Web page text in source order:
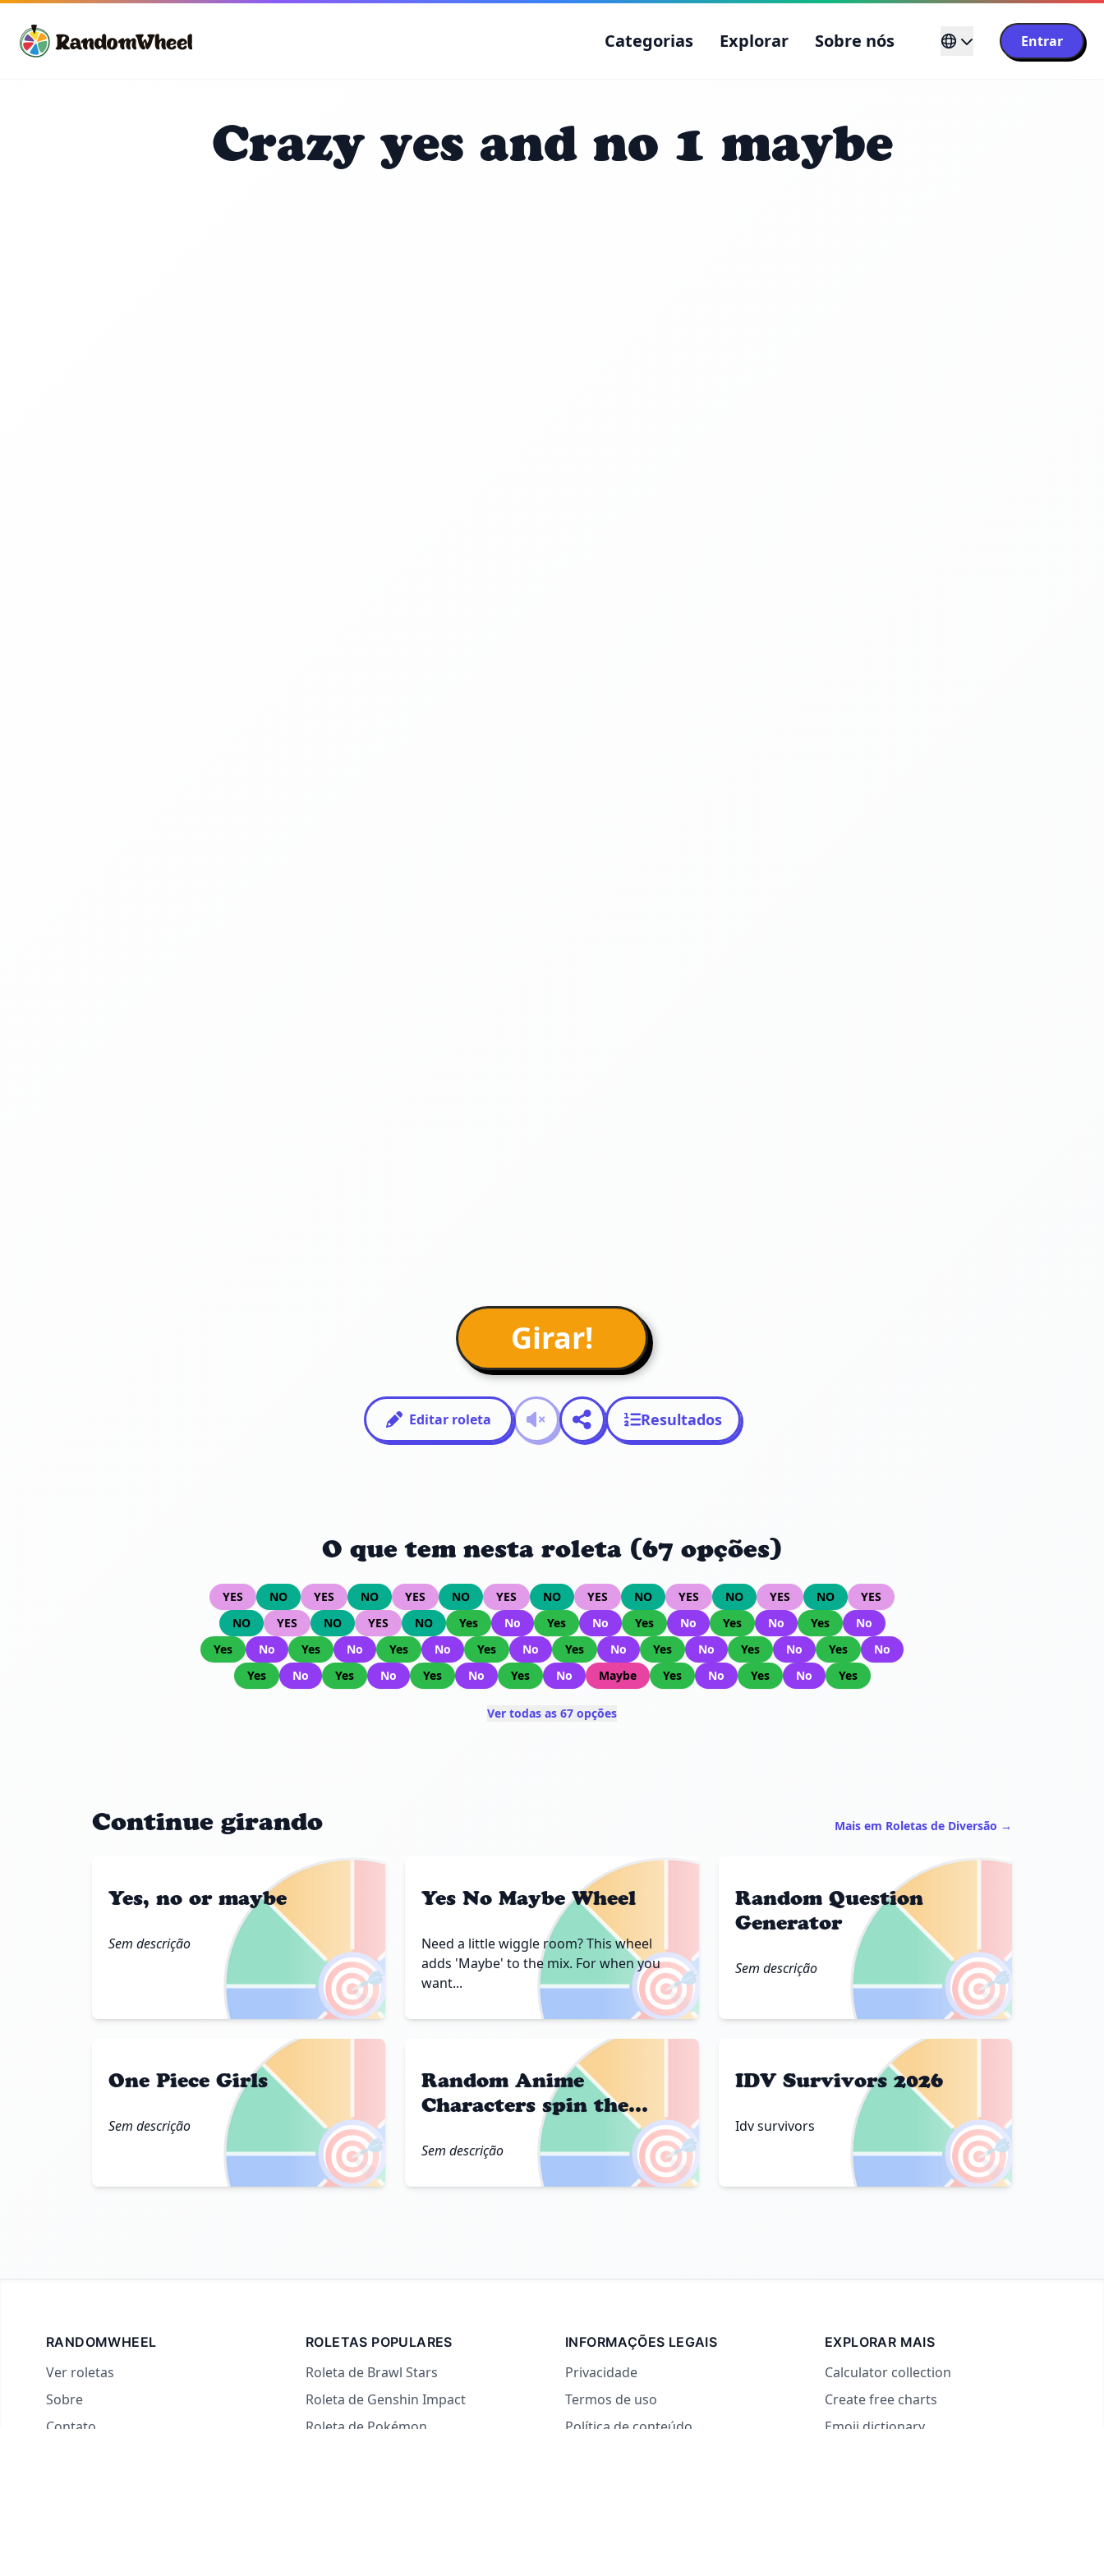
Categorias Explorar Sobre nós Entrar
Crazy yes and no 1 maybe
Girar!
Editar roleta Resultados
O que tem nesta roleta (67 opções)
YES NO YES NO YES NO YES NO YES NO YES NO YES NO
YES
NO
YES NO YES NO Yes No Yes No Yes No Yes No Yes
No
Yes
No Yes No Yes No Yes No Yes No Yes No Yes No Yes
No
Yes
No Yes No Yes No Yes No Maybe Yes No Yes No Yes
Ver todas as 67 opções
Continue girando Mais em Roletas de Diversão →
🎯
Yes, no or maybe
Sem descrição
🎯
Yes No Maybe Wheel
Need a little wiggle room? This wheel
adds 'Maybe' to the mix. For when you
want...
🎯
Random Question
Generator
Sem descrição
🎯
One Piece Girls
Sem descrição 🎯
Random Anime
Characters spin the
Sem descrição 🎯
IDV Survivors 2026
Idv survivors
RANDOMWHEEL
Ver roletas
Sobre
Contato
ROLETAS POPULARES
Roleta de Brawl Stars
Roleta de Genshin Impact
Roleta de Pokémon
INFORMAÇÕES LEGAIS
Privacidade
Termos de uso
Política de conteúdo
EXPLORAR MAIS
Calculator collection
Create free charts
Emoji dictionary